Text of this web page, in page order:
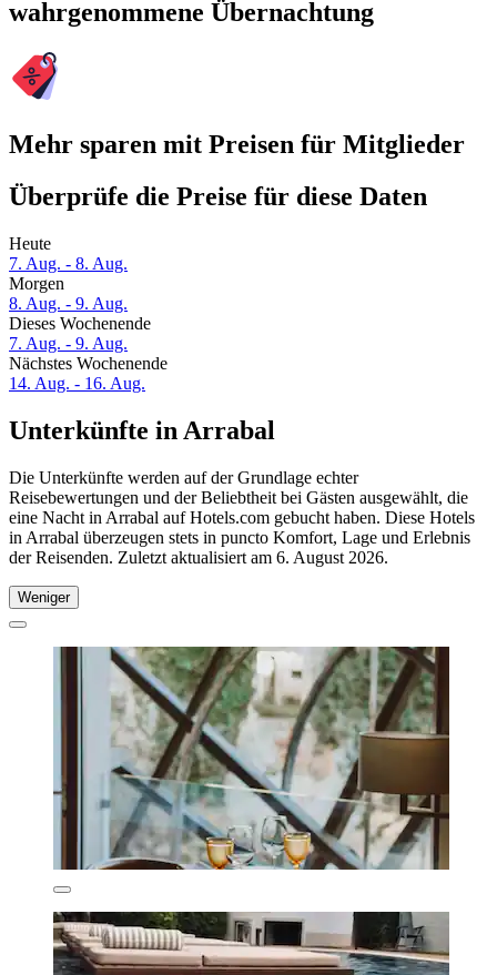
wahrgenommene Übernachtung
Mehr sparen mit Preisen für Mitglieder
Überprüfe die Preise für diese Daten
Heute
7. Aug. - 8. Aug.
Morgen
8. Aug. - 9. Aug.
Dieses Wochenende
7. Aug. - 9. Aug.
Nächstes Wochenende
14. Aug. - 16. Aug.
Unterkünfte in Arrabal
Die Unterkünfte werden auf der Grundlage echter
Reisebewertungen und der Beliebtheit bei Gästen ausgewählt, die
eine Nacht in Arrabal auf Hotels.com gebucht haben. Diese Hotels
in Arrabal überzeugen stets in puncto Komfort, Lage und Erlebnis
der Reisenden. Zuletzt aktualisiert am 6. August 2026.
Weniger